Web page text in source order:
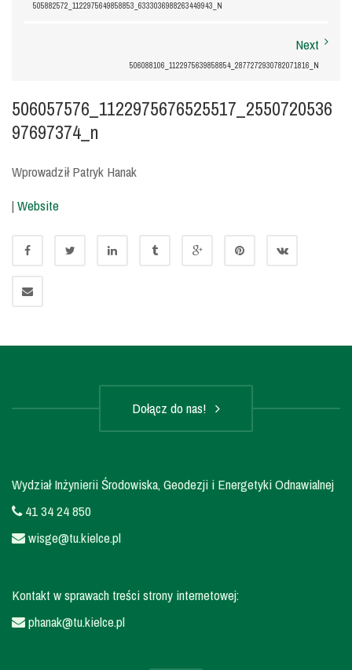
505882572_1122975649858853_6333036988263449943_N
Next
506088106_1122975639858854_2877272930782071816_N
506057576_1122975676525517_2550720536
97697374_n
Wprowadził Patryk Hanak
| Website
Dołącz do nas!
Wydział Inżynierii Środowiska, Geodezji i Energetyki Odnawialnej
41 34 24 850
wisge@tu.kielce.pl
Kontakt w sprawach treści strony internetowej:
phanak@tu.kielce.pl